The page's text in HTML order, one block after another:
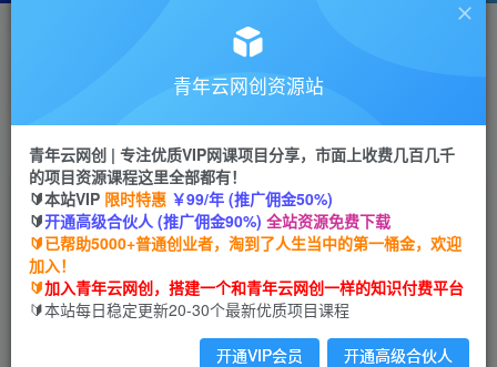
搭建同款网站，自己当老板
首页 创业课程 会员免费 正文
B站小说项目，风口项目，操作0难度，可做长久
生意，年入10W+【揭秘】
青年云网创
2年前发布
关注 私信
青年云网创资源站
青年云网创 | 专注优质VIP网课项目分享，市面上收费几百几千
的项目资源课程这里全部都有！
🔰本站VIP 限时特惠 ￥99/年 (推广佣金50%)
🔰开通高级合伙人 (推广佣金90%) 全站资源免费下载
🔰已帮助5000+普通创业者，淘到了人生当中的第一桶金，欢迎
加入！
🔰加入青年云网创，搭建一个和青年云网创一样的知识付费平台
🔰本站每日稳定更新20-30个最新优质项目课程
开通VIP会员 开通高级合伙人